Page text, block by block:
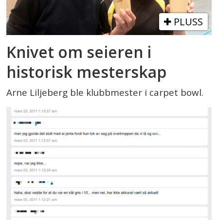
PLUSS
Knivet om seieren i
historisk mesterskap
Arne Liljeberg ble klubbmester i carpet bowl.